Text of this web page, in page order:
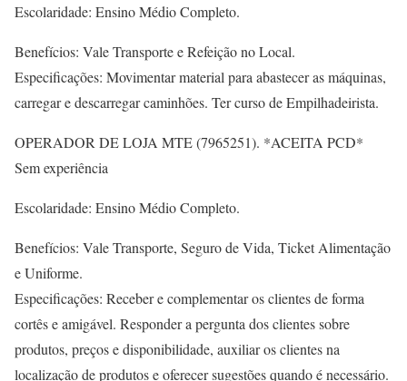
Escolaridade: Ensino Médio Completo.
Benefícios: Vale Transporte e Refeição no Local.
Especificações: Movimentar material para abastecer as máquinas,
carregar e descarregar caminhões. Ter curso de Empilhadeirista.
OPERADOR DE LOJA MTE (7965251). *ACEITA PCD*
Sem experiência
Escolaridade: Ensino Médio Completo.
Benefícios: Vale Transporte, Seguro de Vida, Ticket Alimentação
e Uniforme.
Especificações: Receber e complementar os clientes de forma
cortês e amigável. Responder a pergunta dos clientes sobre
produtos, preços e disponibilidade, auxiliar os clientes na
localização de produtos e oferecer sugestões quando é necessário.